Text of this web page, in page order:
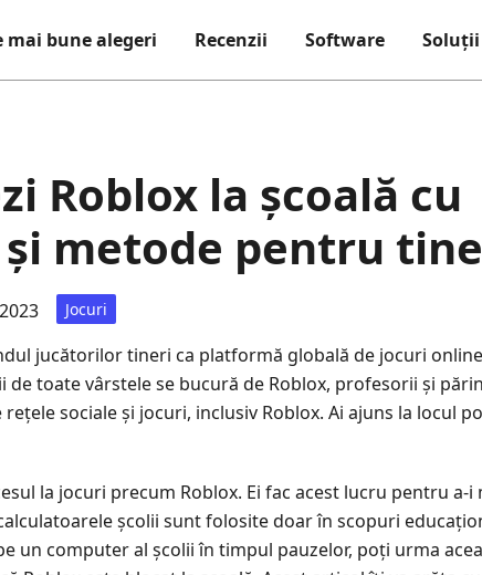
mai bune alegeri Recenzii Software Soluții
Roblox la școală cu
metode pentru tine
Jocuri
jucătorilor tineri ca platformă globală de jocuri
toate vârstele se bucură de Roblox, profesorii și
sociale și jocuri, inclusiv Roblox. Ai ajuns la locul
la jocuri precum Roblox. Ei fac acest lucru pentru a-i
școlii sunt folosite doar în scopuri
un computer al școlii în timpul pauzelor, poți urma